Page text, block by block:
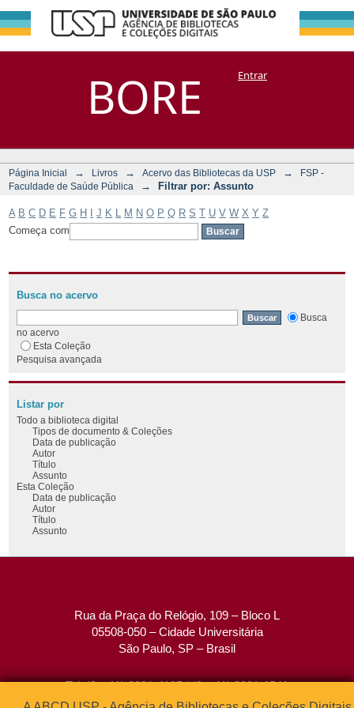
BORE
Filtrar por:
Assunto
DSpace/Manakin + CoriscoEntrar
Página Inicial → Livros → Acervo das Bibliotecas da USP →
FSP -
Faculdade de Saúde Pública
→ Filtrar por: Assunto
A B C D E F G H J K M N O P Q R S T U V W X Y Z
Começa com
Busca no acervo
Busca
no acervo
Esta Coleção
Pesquisa avançada
Listar por
Todo a biblioteca digital
Tipos de documento & Coleções
Data de publicação
Autor
Título
Assunto
Esta Coleção
Data de publicação
Autor
Título
Assunto
Rua da Praça do Relógio, 109 – Bloco L
05508-050 – Cidade Universitária
São Paulo, SP – Brasil
Tel: (0xx11) 3091-4195 / (0xx11) 3091-1541
Fax: (0xx11) 3091-1567